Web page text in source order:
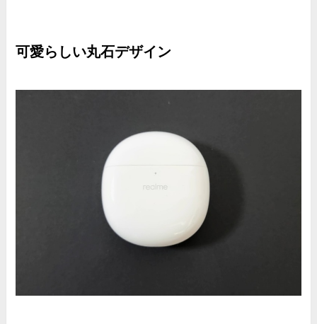
可愛らしい丸石デザイン